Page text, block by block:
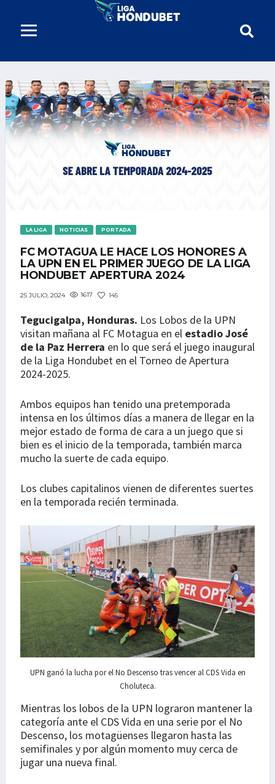
LA LIGA NOTICIAS PORTADA
FC MOTAGUA LE HACE LOS HONORES A
LA UPN EN EL PRIMER JUEGO DE LA LIGA
HONDUBET APERTURA 2024
25 JULIO, 2024 1617 145
Tegucigalpa, Honduras. Los Lobos de la UPN
visitan mañana al FC Motagua en el estadio José
de la Paz Herrera en lo que será el juego inaugural
de la Liga Hondubet en el Torneo de Apertura
2024-2025.
Ambos equipos han tenido una pretemporada
intensa en los últimos días a manera de llegar en la
mejor estado de forma de cara a un juego que si
bien es el inicio de la temporada, también marca
mucho la suerte de cada equipo.
Los clubes capitalinos vienen de diferentes suertes
en la temporada recién terminada.
UPN ganó la lucha por el No Descenso tras vencer al CDS Vida en
Choluteca.
Mientras los lobos de la UPN lograron mantener la
categoría ante el CDS Vida en una serie por el No
Descenso, los motagüenses llegaron hasta las
semifinales y por algún momento muy cerca de
jugar una nueva final.